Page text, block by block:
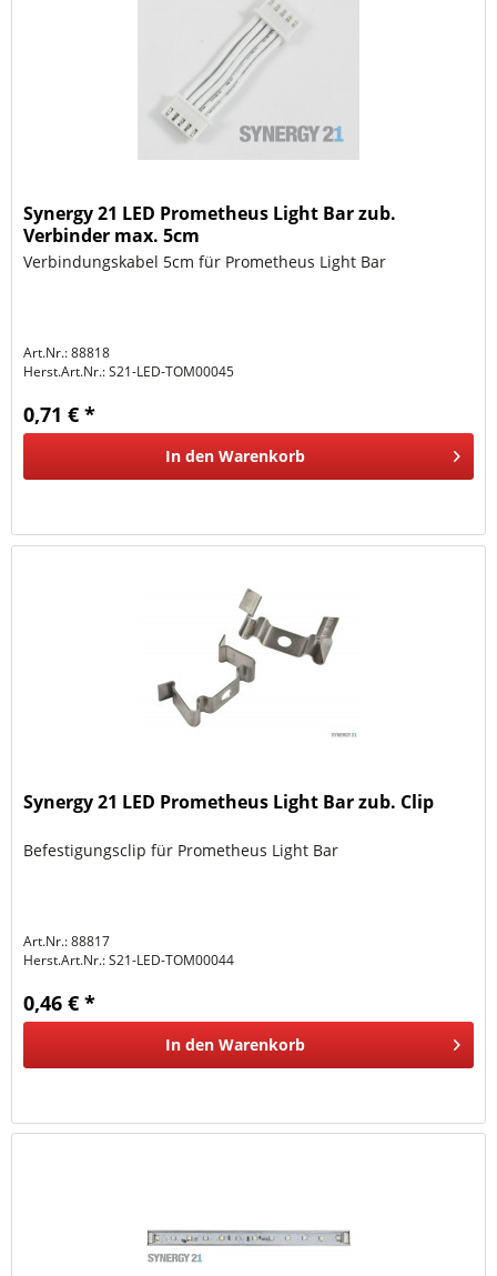
Synergy 21 LED Prometheus Light Bar zub.
Verbinder max. 5cm
Verbindungskabel 5cm für Prometheus Light Bar
Art.Nr.: 88818
Herst.Art.Nr.:S21-LED-TOM00045
0,71 € *
In den Warenkorb
Synergy 21 LED Prometheus Light Bar zub. Clip
Befestigungsclip für Prometheus Light Bar
Art.Nr.: 88817
Herst.Art.Nr.:S21-LED-TOM00044
0,46 € *
In den Warenkorb